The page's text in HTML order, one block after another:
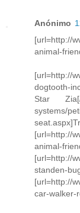
Anónimo
[url=http://
animal-
[url=http://
dogtooth-
Star Zia[/
systems/
[url=http://
animal-
[url=http://
standen-
[url=http://
car-walker-